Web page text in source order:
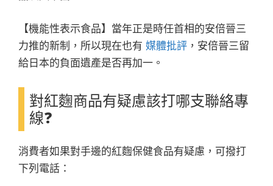
【機能性表示食品】當年正是時任首相的安倍晉三
力推的新制，所以現在也有 媒體批評 ，安倍晉三留
給日本的負面遺產是否再加一。
對紅麴商品有疑慮該打哪支聯絡專
線❓
消費者如果對手邊的紅麴保健食品有疑慮，可撥打
下列電話：